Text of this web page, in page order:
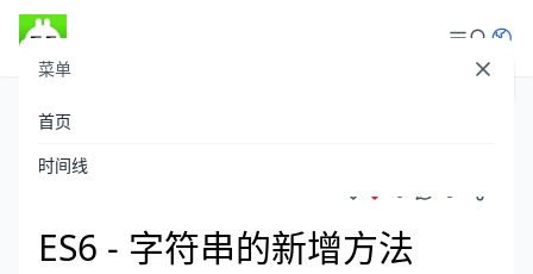
菜单
首页
时间线发布于 2021-07-06
0 0
ES6 - 字符串的新增方法